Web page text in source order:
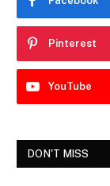
Pinterest
YouTube
DON'T MISS